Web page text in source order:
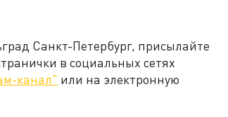
Санкт-Петербург, присылайте
в социальных сетях
канал" или на электронную